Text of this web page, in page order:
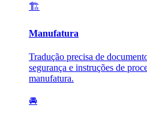
🏗️
Manufatura
Tradução precisa de
segurança e instruções de
manufatura.
🚘